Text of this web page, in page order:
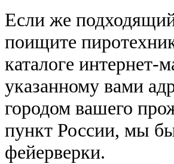
Если же подходящий
поищите
каталоге интернет-
указанному вами
городом вашего
пункт России, мы
фейерверки.